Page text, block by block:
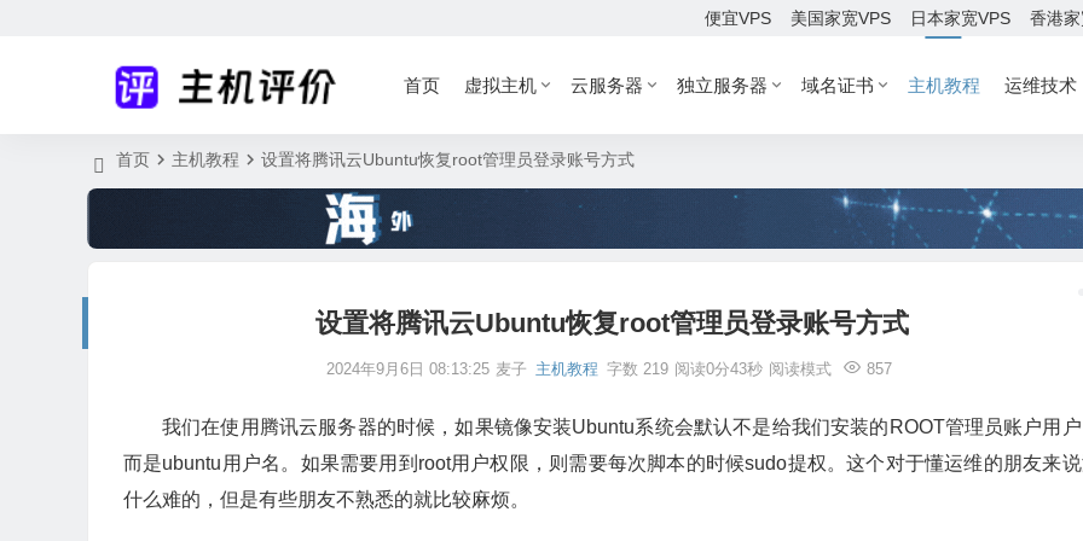
便宜VPS 美国家宽VPS 日本家宽VPS 香港
首页 虚拟主机 云服务器 独立服务器 域名证书 主机教程 运维技术
首页 主机教程 设置将腾讯云Ubuntu恢复root管理员登录账号方式
设置将腾讯云Ubuntu恢复root管理员登录账号方式
2024年9月6日 08:13:25 麦子 主机教程 857
字数 219 阅读0分43秒 阅读模式
我们在使用腾讯云服务器的时候，如果镜像安装Ubuntu系统会默认不是给我们安装的ROOT管理员账户用户
而是ubuntu用户名。如果需要用到root用户权限，则需要每次脚本的时候sudo提权。这个对于懂运维的朋友来
什么难的，但是有些朋友不熟悉的就比较麻烦。